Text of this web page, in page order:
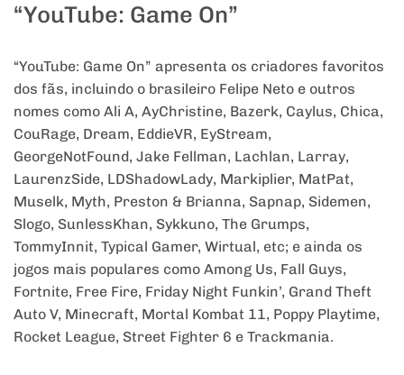
“YouTube: Game On”
“YouTube: Game On” apresenta os criadores favoritos
dos fãs, incluindo o brasileiro Felipe Neto e outros
nomes como Ali A, AyChristine, Bazerk, Caylus, Chica,
CouRage, Dream, EddieVR, EyStream,
GeorgeNotFound, Jake Fellman, Lachlan, Larray,
LaurenzSide, LDShadowLady, Markiplier, MatPat,
Muselk, Myth, Preston & Brianna, Sapnap, Sidemen,
Slogo, SunlessKhan, Sykkuno, The Grumps,
TommyInnit, Typical Gamer, Wirtual, etc; e ainda os
jogos mais populares como Among Us, Fall Guys,
Fortnite, Free Fire, Friday Night Funkin’, Grand Theft
Auto V, Minecraft, Mortal Kombat 11, Poppy Playtime,
Rocket League, Street Fighter 6 e Trackmania.